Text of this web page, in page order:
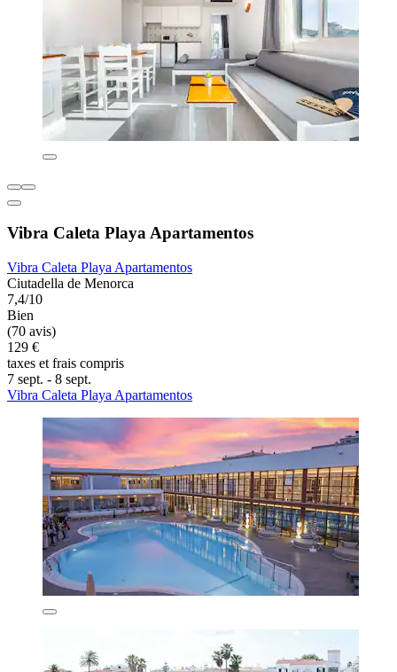
Vibra Caleta Playa Apartamentos
Vibra Caleta Playa Apartamentos
Ciutadella de Menorca
7,4/10
Bien
(70 avis)
129 €
taxes et frais compris
7 sept. - 8 sept.
Vibra Caleta Playa Apartamentos